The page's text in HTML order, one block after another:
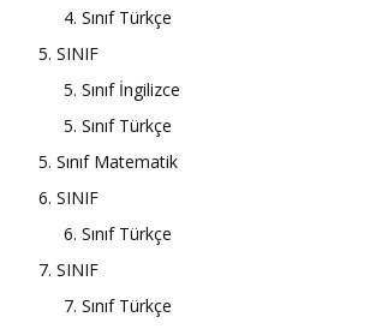
4. Sınıf Türkçe
5. SINIF
5. Sınıf İngilizce
5. Sınıf Türkçe
5. Sınıf Matematik
6. SINIF
6. Sınıf Türkçe
7. SINIF
7. Sınıf Türkçe